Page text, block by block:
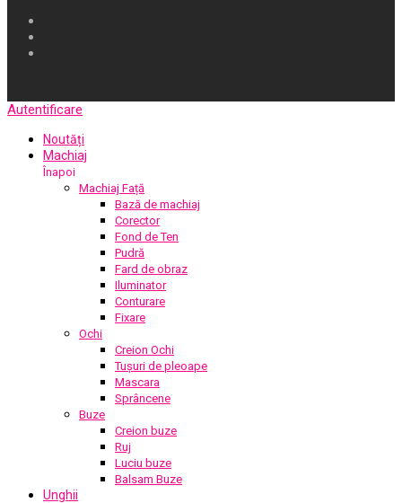
Autentificare
Noutăți
Machiaj
Înapoi
Machiaj Față
Bază de machiaj
Corector
Fond de Ten
Pudră
Fard de obraz
Iluminator
Conturare
Fixare
Ochi
Creion Ochi
Tușuri de pleoape
Mascara
Sprâncene
Buze
Creion buze
Ruj
Luciu buze
Balsam Buze
Unghii